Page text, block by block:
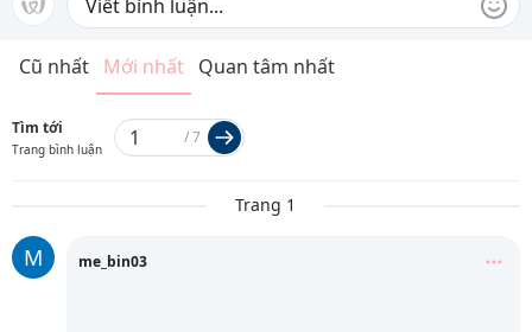
Cũ nhất Mới nhất Quan tâm nhất
Tìm tới
Trang bình luận
/7
Trang 1
M me_bin03